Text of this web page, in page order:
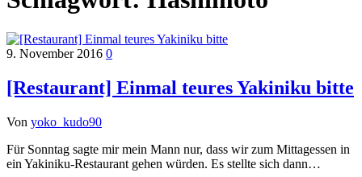
9. November 2016 0
[Restaurant] Einmal teures Yakiniku bitte
Von yoko_kudo90
Für Sonntag sagte mir mein Mann nur, dass wir zum Mittagessen in
ein Yakiniku-Restaurant gehen würden. Es stellte sich dann…